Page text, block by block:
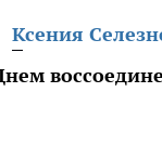
Ксения